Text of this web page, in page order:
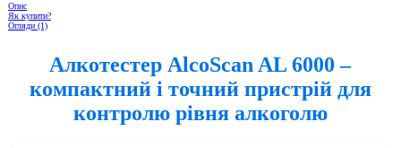
Опис
Як купити?
Огляди (1)
Алкотестер AlcoScan AL 6000 –
компактний і точний пристрій для
контролю рівня алкоголю